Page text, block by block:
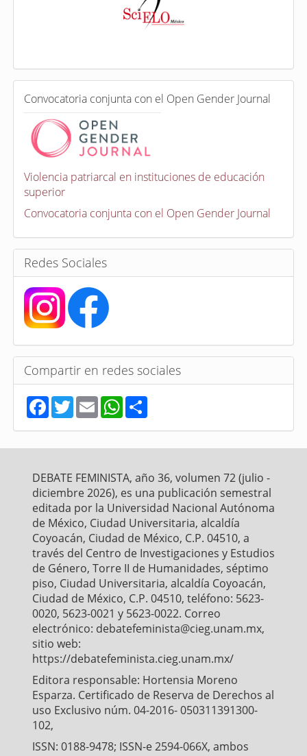
a
e
n
C
o
o
a
t
o
r
a
s
Convocatoria conjunta con el Open Gender Journal
Violencia patriarcal en instituciones de educación
superior
Convocatoria conjunta con el Open Gender Journal
Redes Sociales
Compartir en redes sociales
F
a
c
e
b
k
T
w
t
t
E
m
a
i
l
W
h
a
t
s
p
S
h
r
e
DEBATE FEMINISTA, año 36, volumen 72 (julio -
diciembre 2026), es una publicación semestral
editada por la Universidad Nacional Autónoma
de México, Ciudad Universitaria, alcaldía
Coyoacán, Ciudad de México, C.P. 04510, a
través del Centro de Investigaciones y Estudios
de Género, Torre II de Humanidades, séptimo
piso, Ciudad Universitaria, alcaldía Coyoacán,
Ciudad de México, C.P. 04510, teléfono: 5623-
0020, 5623-0021 y 5623-0022. Correo
electrónico: debatefeminista@cieg.unam.mx,
sitio web:
https://debatefeminista.cieg.unam.mx/
Editora responsable: Hortensia Moreno
Esparza. Certificado de Reserva de Derechos al
uso Exclusivo núm. 04-2016- 050311391300-
102,
ISSN: 0188-9478; ISSN-e 2594-066X, ambos